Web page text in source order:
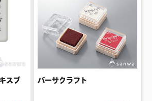
スブ
バーサクラフト